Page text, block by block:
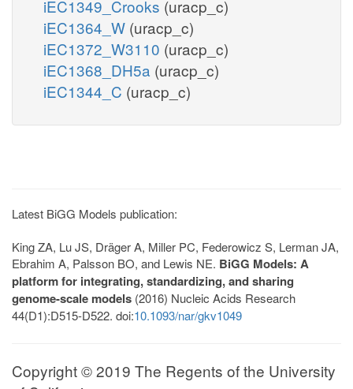
iEC1349_Crooks (uracp_c)
iEC1364_W (uracp_c)
iEC1372_W3110 (uracp_c)
iEC1368_DH5a (uracp_c)
iEC1344_C (uracp_c)
Latest BiGG Models publication:
King ZA, Lu JS, Dräger A, Miller PC, Federowicz S, Lerman JA,
Ebrahim A, Palsson BO, and Lewis NE. BiGG Models: A
platform for integrating, standardizing, and sharing
genome-scale models (2016) Nucleic Acids Research
44(D1):D515-D522. doi:10.1093/nar/gkv1049
Copyright © 2019 The Regents of the University